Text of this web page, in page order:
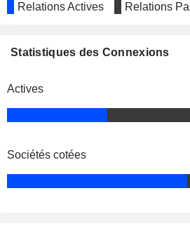
Relations Actives Relations
Statistiques des Connexions
Actives
Sociétés cotées